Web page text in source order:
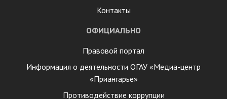
Контакты
ОФИЦИАЛЬНО
Правовой портал
Информация о деятельности ОГАУ «Медиа-центр
«Приангарье»
Противодействие коррупции